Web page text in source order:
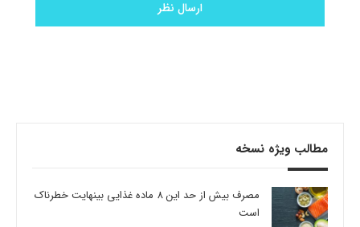
مطالب ویژه نسخه
مصرف بیش از حد این 8 ماده غذایی بینهایت خطرناک
است